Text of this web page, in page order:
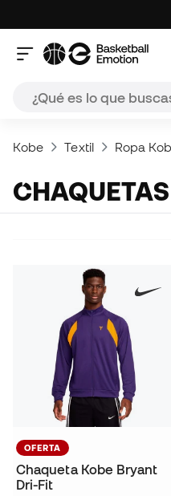
Kobe Textil Ropa
OFERTA
Chaqueta Kobe Bryant
Dri-Fit